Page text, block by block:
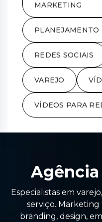
MARKETING
PLANEJAMENTO
REDES SOCIAIS
VAREJO
VÍDEOS PARA
Agência
Especialistas em
serviço. Marketing
branding, design,